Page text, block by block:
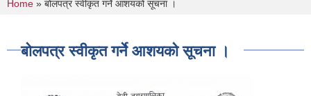
You are here
Home » बोलपत्र स्वीकृत गर्ने आशयको सूचना ।
बोलपत्र स्वीकृत गर्ने आशयको सूचना ।